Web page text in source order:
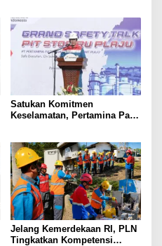
Satukan Komitmen
Keselamatan, Pertamina Patra
Pit Stop Tahap II 2026
Jelang Kemerdekaan RI, PLN
Tingkatkan Kompetensi